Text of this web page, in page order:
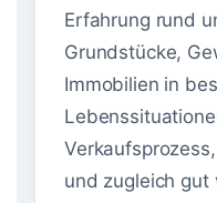
Erfahrung rund
Grundstücke,
Immobilien in
und zugleich